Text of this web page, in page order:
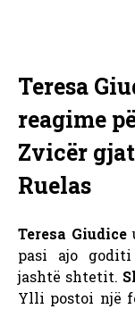
Teresa
reagime
Zvicër
Ruelas
Teresa Giudice
pasi ajo
jashtë shtetit.
Ylli postoi një